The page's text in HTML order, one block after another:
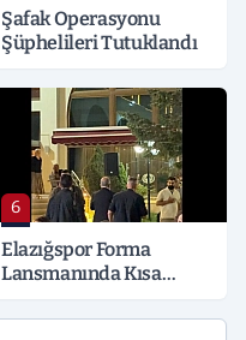
Şafak Operasyonu
Şüphelileri Tutuklandı
6
Elazığspor Forma
Lansmanında Kısa